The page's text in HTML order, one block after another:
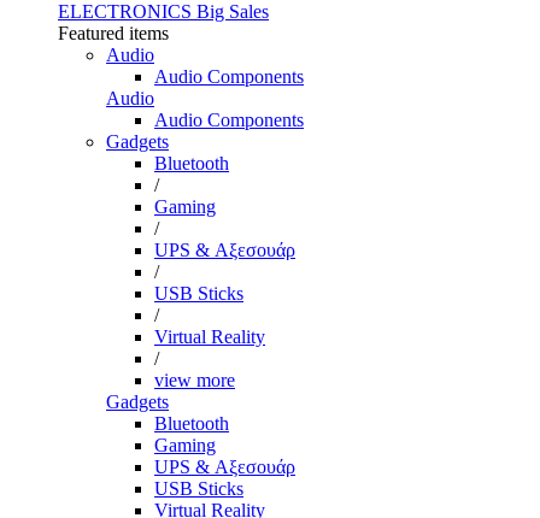
ELECTRONICS Big Sales
Featured items
Audio
Audio Components
Audio
Audio Components
Gadgets
Bluetooth
/
Gaming
/
UPS & Αξεσουάρ
/
USB Sticks
/
Virtual Reality
/
view more
Gadgets
Bluetooth
Gaming
UPS & Αξεσουάρ
USB Sticks
Virtual Reality